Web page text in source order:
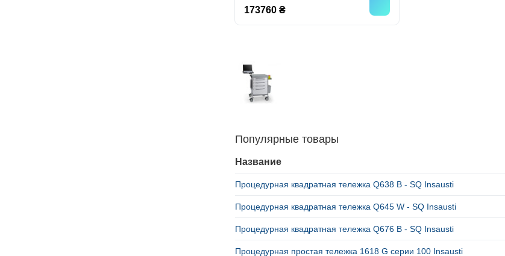
173760 ₴
Популярные товары
Название
Процедурная квадратная тележка Q638 B - SQ Insausti
Процедурная квадратная тележка Q645 W - SQ Insausti
Процедурная квадратная тележка Q676 B - SQ Insausti
Процедурная простая тележка 1618 G серии 100 Insausti